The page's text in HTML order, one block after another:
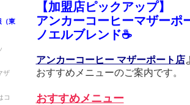
（東
ザ
コ
【加盟店ピックアップ】
アンカーコーヒーマザーポ
ノエルブレンド☕
アンカーコーヒー マザーポート店
おすすめメニューのご案内です。
おすすめメニュー